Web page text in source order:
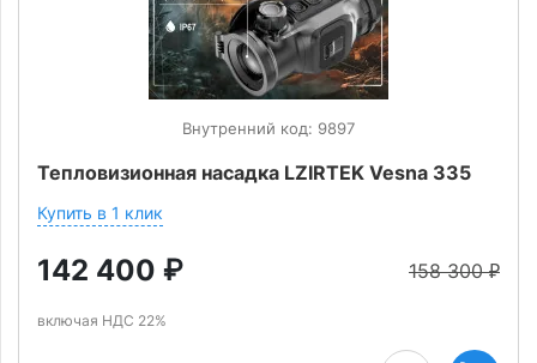
Внутренний код: 9897
Тепловизионная насадка LZIRTEK Vesna 335
Купить в 1 клик
158 300₽
142 400 ₽
включая НДС 22%